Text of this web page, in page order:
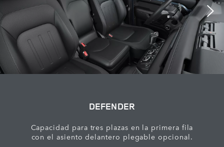
DEFENDER
Capacidad para tres plazas en la primera fila
con el asiento delantero plegable opcional.